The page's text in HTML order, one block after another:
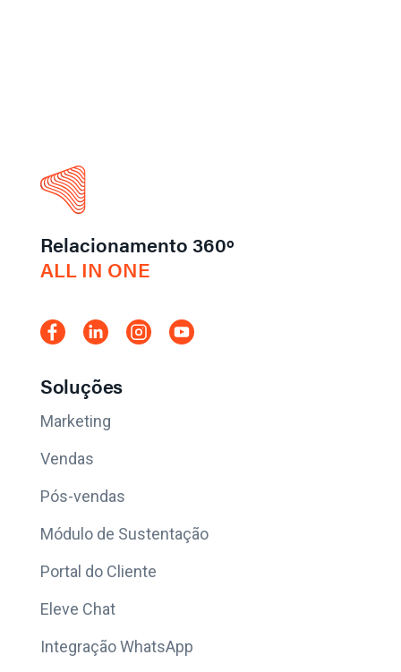
Relacionamento 360º
ALL IN ONE
Soluções
Marketing
Vendas
Pós-vendas
Módulo de Sustentação
Portal do Cliente
Eleve Chat
Integração WhatsApp